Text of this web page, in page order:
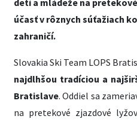
detí a mládeže na
účasť v rôznych súťažiach
zahraničí.
Slovakia Ski Team LOPS
najdlhšou tradíciou a
Bratislave. Oddiel sa
na pretekové zjazdové